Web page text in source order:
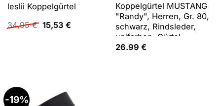
leslii Koppelgürtel
34,95€ Ursprünglicher
Preis
15,53 €Aktueller
Koppelgürtel MUSTANG
"Randy", Herren, Gr. 80,
schwarz, Rindsleder,
unifarben, Gürtel
Koppelgürtel, mit
26.99 €
-19%